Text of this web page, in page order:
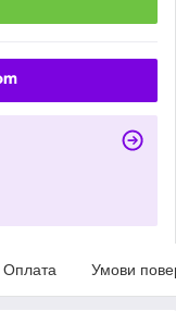
Оплата Умови